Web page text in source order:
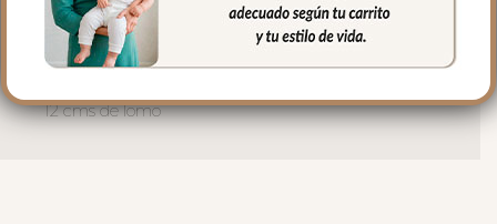
Medidas bolso:
36 cms Ancho
12 cms de lomo